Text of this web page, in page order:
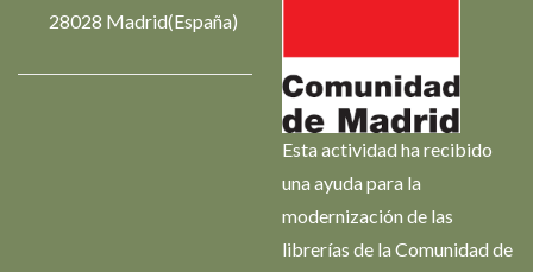
28028 Madrid(España)
Esta actividad ha recibido
una ayuda para la
modernización de las
librerías de la Comunidad de